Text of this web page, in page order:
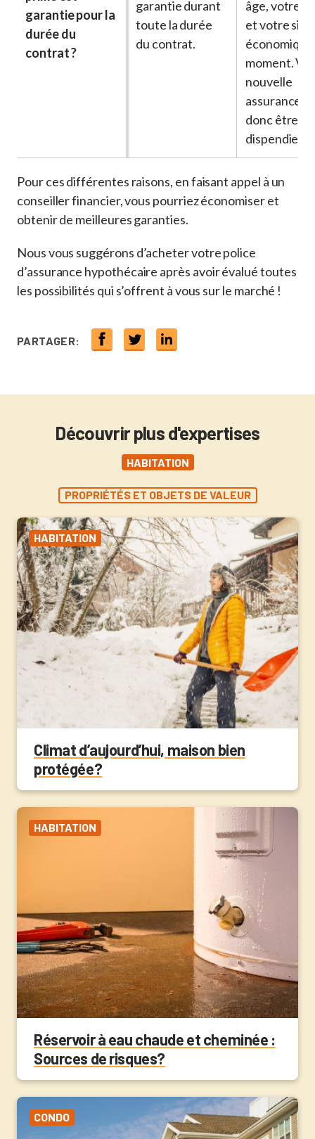
garantie pour la
durée du
contrat ?
garantie durant
toute la durée
du contrat.
âge, votre
et votre
moment.
nouvelle
assurance
donc être
Pour ces différentes raisons, en faisant appel à un
conseiller financier, vous pourriez économiser et
obtenir de meilleures garanties.
Nous vous suggérons d’acheter votre police
d’assurance hypothécaire après avoir évalué toutes
les possibilités qui s’offrent à vous sur le marché !
PARTAGER:
Découvrir plus d'expertises
HABITATION
PROPRIÉTÉS ET OBJETS DE VALEUR
HABITATION
Climat d’aujourd’hui, maison bien
protégée?
HABITATION
Réservoir à eau chaude et cheminée :
Sources de risques?
CONDO